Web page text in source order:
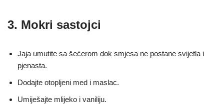
3. Mokri sastojci
Jaja umutite sa šećerom dok smjesa ne postane svijetla i
pjenasta.
Dodajte otopljeni med i maslac.
Umiješajte mlijeko i vaniliju.